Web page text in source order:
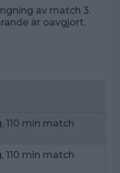
av match 3.
är oavgjort.
110 min match
110 min match